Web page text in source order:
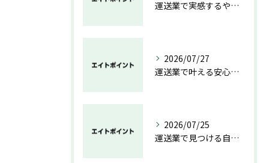
運送業で実感するやりがいと成長の魅力
2026/07/27
運送業で叶える安心と成長のキャリア
2026/07/25
運送業で見つける自分らしい働き方と安定の未来